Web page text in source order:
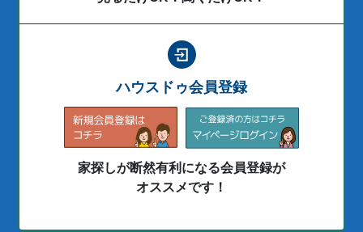
ハウスドゥ会員登録
家探しが断然有利になる会員登録が
オススメです！